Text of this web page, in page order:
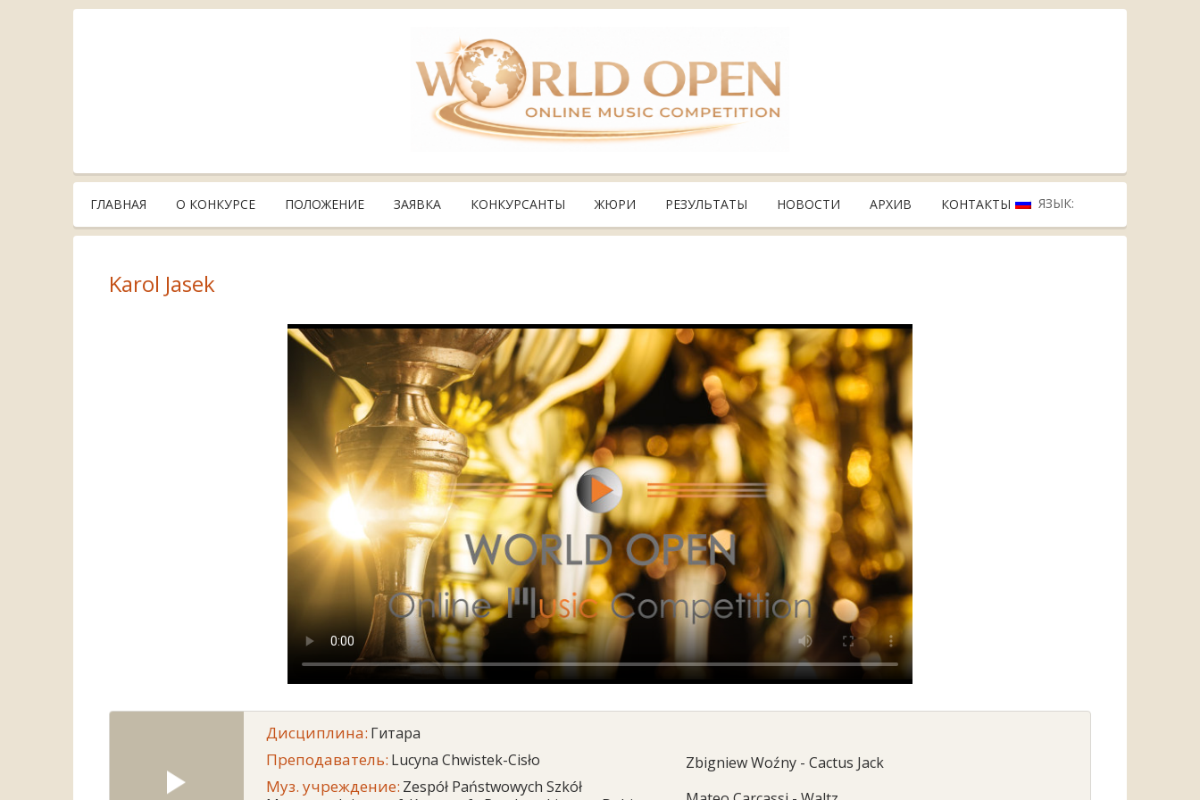
ГЛАВНАЯ О КОНКУРСЕ ПОЛОЖЕНИЕ ЗАЯВКА КОНКУРСАНТЫ ЖЮРИ РЕЗУЛЬТАТЫ НОВОСТИ АРХИВ КОНТАКТЫ ЯЗЫК:
Karol Jasek
Дисциплина: Гитара
Преподаватель: Lucyna Chwistek-Cisło
Муз. учреждение: Zespół Państwowych Szkół
Zbigniew Woźny - Cactus Jack